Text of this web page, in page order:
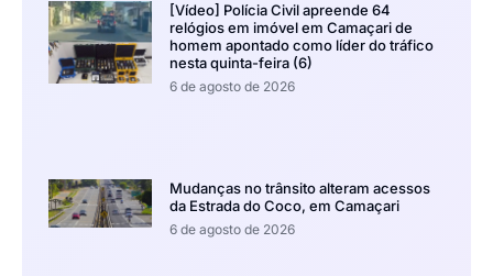
[Vídeo] Polícia Civil apreende 64
relógios em imóvel em Camaçari de
homem apontado como líder do tráfico
nesta quinta-feira (6)
6 de agosto de 2026
Mudanças no trânsito alteram acessos
da Estrada do Coco, em Camaçari
6 de agosto de 2026